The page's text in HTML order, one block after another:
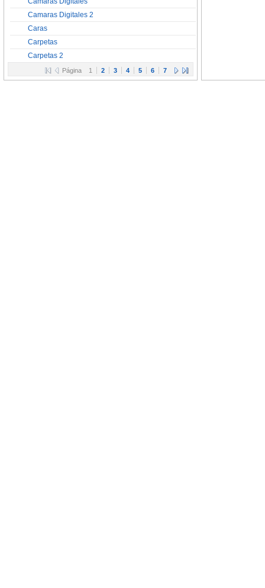
Camaras Digitales 2
Caras
Carpetas
Carpetas 2
Página 1 2 3 4 5 6 7